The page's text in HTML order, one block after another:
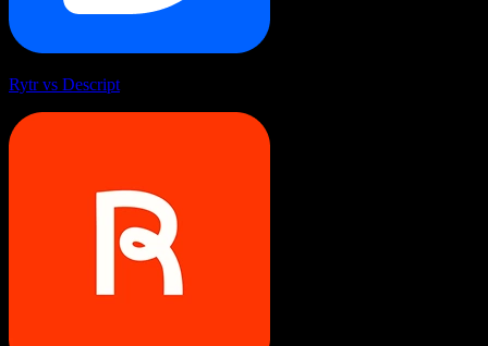
Rytr vs Descript